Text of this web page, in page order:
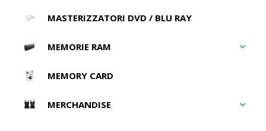
MASTERIZZATORI DVD / BLU RAY
MEMORIE RAM
MEMORY CARD
MERCHANDISE